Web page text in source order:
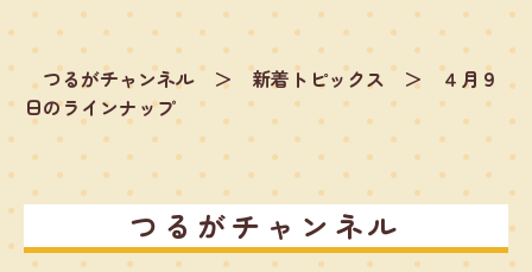
つるがチャンネル ＞ 新着トピックス ＞
４月９
日のラインナップ
つるがチャンネル